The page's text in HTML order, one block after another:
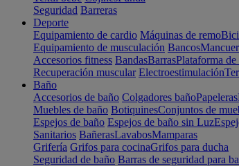
Seguridad Barreras
Deporte
Equipamiento de cardio Máquinas de remo
Equipamiento de musculación Bancos
Accesorios fitness BandasBarrasPlataforma de
Recuperación muscular Electroestimulación
Baño
Accesorios de baño Colgadores bañoPapeleras
Muebles de baño BotiquinesConjuntos de
Espejos de baño Espejos de baño sin Luz
Sanitarios BañerasLavabosMamparas
Grifería Grifos para cocinaGrifos para ducha
Seguridad de baño Barras de seguridad para